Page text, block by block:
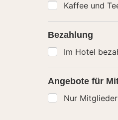
Kaffee und
Bezahlung
Im Hotel
Angebote für
Nur Mitglieder